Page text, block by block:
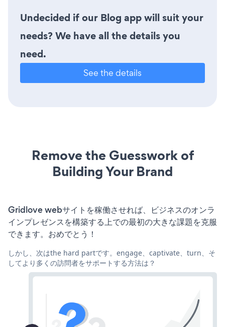
Undecided if our Blog app will suit your
needs? We have all the details you
need.
See the details
Remove the Guesswork of
Building Your Brand
Gridlove webサイトを稼働させれば、ビジネスのオンラ
インプレゼンスを構築する上での最初の大きな課題を克服
できます。おめでとう！
しかし、次はthe hard partです。engage、captivate、turn、そ
してより多くの訪問者をサポートする方法は？